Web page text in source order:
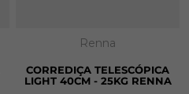
Renna
CORREDIÇA TELESCÓPICA
LIGHT 40CM - 25KG RENNA